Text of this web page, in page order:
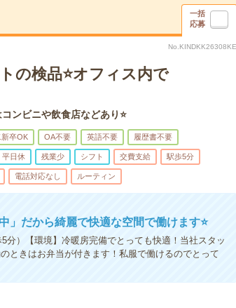
一括
応募
No.KINDKK26308KE
の検品⭐オフィス内で
ンビニや飲食店などあり⭐
卒OK OA不要 英語不要 履歴書不要
平日休 残業少 シフト 交費支給 駅歩5分
電話対応なし ルーティン
だから綺麗で快適な空間で働けます⭐
分）【環境】冷暖房完備でとっても快適！当社スタッ
ときはお弁当が付きます！私服で働けるのでとって